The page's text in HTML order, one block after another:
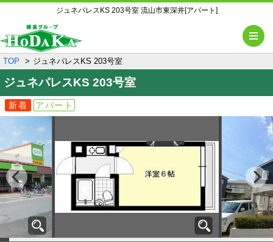
ジュネパレスKS 203号室 流山市東深井[アパート]
TOP ジュネパレスKS 203号室
ジュネパレスKS 203号室
新着 アパート